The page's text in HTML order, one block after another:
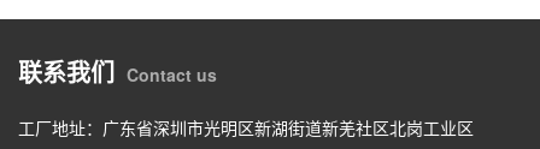
联系我们 Contact us
工厂地址：广东省深圳市光明区新湖街道新羌社区北岗工业区